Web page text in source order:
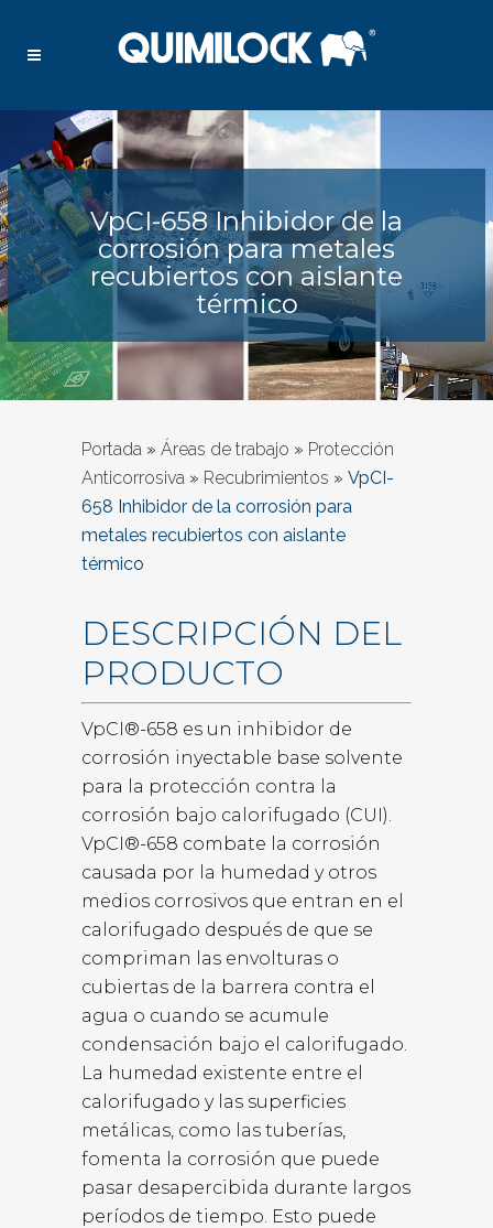
VpCI-658 Inhibidor de la
corrosión para metales
recubiertos con aislante
térmico
Portada » Áreas de trabajo » Protección
Anticorrosiva » Recubrimientos » VpCI-
658 Inhibidor de la corrosión para
metales recubiertos con aislante
térmico
DESCRIPCIÓN DEL
PRODUCTO
VpCI®-658 es un inhibidor de
corrosión inyectable base solvente
para la protección contra la
corrosión bajo calorifugado (CUI).
VpCI®-658 combate la corrosión
causada por la humedad y otros
medios corrosivos que entran en el
calorifugado después de que se
compriman las envolturas o
cubiertas de la barrera contra el
agua o cuando se acumule
condensación bajo el calorifugado.
La humedad existente entre el
calorifugado y las superficies
metálicas, como las tuberías,
fomenta la corrosión que puede
pasar desapercibida durante largos
períodos de tiempo. Esto puede